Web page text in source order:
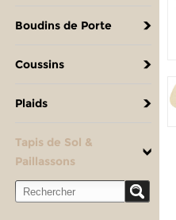
Boudins de Porte
Coussins
Plaids
Tapis de Sol &
Paillassons